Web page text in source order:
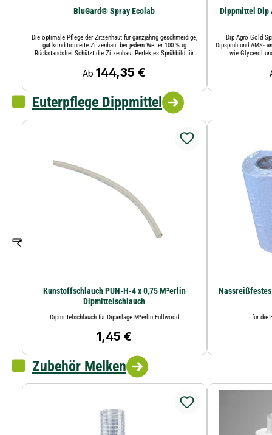
BluGard® Spray Ecolab
Die optimale Pflege der Zitzenhaut für ganzjährig geschmeidige,
gut konditionierte Zitzenhaut bei jedem Wetter 100 % ig
Rückstandsfrei Schützt die Zitzenhaut Perfektes Sprühbild für
Gut sichtbarer durch blauen Schutzfilm Auch sehr gut für AMS,
Roboter und Dipsprüheinrichtungen geeignet Biozide sicher
Regulärer Preis:
Ab144,35 €
Dippmittel Dip
Dip Agro Gold
Dipsprüh und AMS-
wie Glycerol
GlycerolBAUA-
Euterpflege Dippmittel
Kunstoffschlauch PUN-H-4 x 0,75 M²erlin
Dipmittelschlauch
Dipmittelschlauch für Dipanlage M²erlin Fullwood
Regulärer Preis:
1,45 €
für die
Zubehör Melken